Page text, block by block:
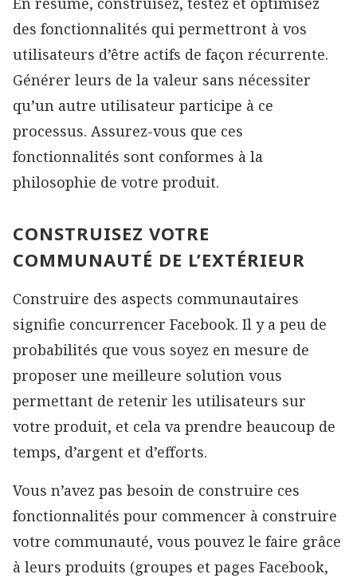
des fonctionnalités qui permettront à vos
utilisateurs d’être actifs de façon récurrente.
Générer leurs de la valeur sans nécessiter
qu’un autre utilisateur participe à ce
processus. Assurez-vous que ces
fonctionnalités sont conformes à la
philosophie de votre produit.
CONSTRUISEZ VOTRE
COMMUNAUTÉ DE L’EXTÉRIEUR
Construire des aspects communautaires
signifie concurrencer Facebook. Il y a peu de
probabilités que vous soyez en mesure de
proposer une meilleure solution vous
permettant de retenir les utilisateurs sur
votre produit, et cela va prendre beaucoup de
temps, d’argent et d’efforts.
Vous n’avez pas besoin de construire ces
fonctionnalités pour commencer à construire
votre communauté, vous pouvez le faire grâce
à leurs produits (groupes et pages Facebook,